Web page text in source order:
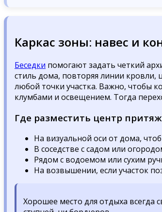
Каркас зоны: навес и
Беседки помогают задать четкий
стиль дома, повторяя линии
любой точки участка. Важно, чтобы
клумбами и освещением. Тогда
Где разместить центр
На визуальной оси от дома,
В соседстве с садом или
Рядом с водоемом или сухим
На возвышении, если участок
Хорошее место для отдыха всегда